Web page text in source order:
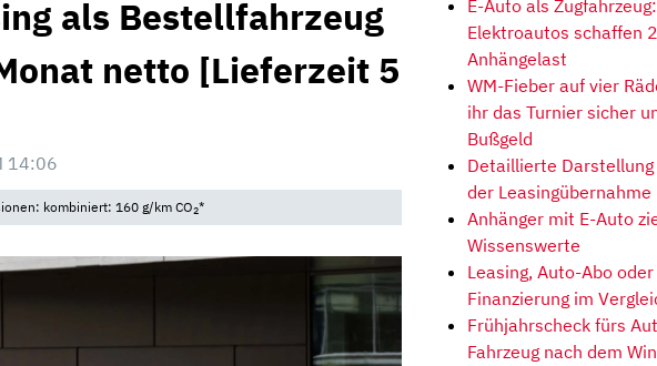
als Bestellfahrzeug
netto [Lieferzeit 5
14:06
kombiniert: 160 g/km CO2*
E-Auto als
Elektroautos schaffen
Anhängelast
WM-Fieber auf vier
ihr das Turnier sicher
Bußgeld
Detaillierte Darstellung
der Leasingübernahme
Anhänger mit E-Auto
Wissenswerte
Leasing, Auto-Abo
Finanzierung im
Frühjahrscheck fürs
Fahrzeug nach dem